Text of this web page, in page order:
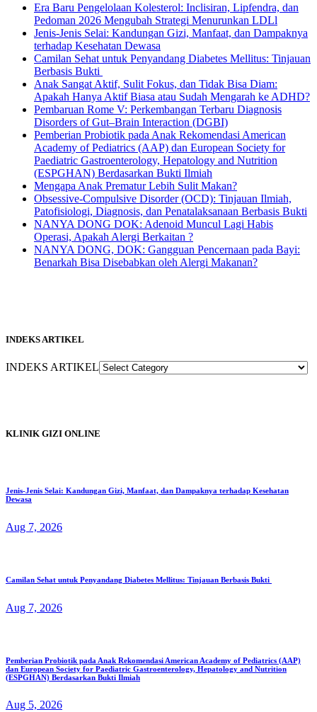
Era Baru Pengelolaan Kolesterol: Inclisiran, Lipfendra, dan
Pedoman 2026 Mengubah Strategi Menurunkan LDLl
Jenis-Jenis Selai: Kandungan Gizi, Manfaat, dan Dampaknya
terhadap Kesehatan Dewasa
Camilan Sehat untuk Penyandang Diabetes Mellitus: Tinjauan
Berbasis Bukti
Anak Sangat Aktif, Sulit Fokus, dan Tidak Bisa Diam:
Apakah Hanya Aktif Biasa atau Sudah Mengarah ke ADHD?
Pembaruan Rome V: Perkembangan Terbaru Diagnosis
Disorders of Gut–Brain Interaction (DGBI)
Pemberian Probiotik pada Anak Rekomendasi American
Academy of Pediatrics (AAP) dan European Society for
Paediatric Gastroenterology, Hepatology and Nutrition
(ESPGHAN) Berdasarkan Bukti Ilmiah
Mengapa Anak Prematur Lebih Sulit Makan?
Obsessive-Compulsive Disorder (OCD): Tinjauan Ilmiah,
Patofisiologi, Diagnosis, dan Penatalaksanaan Berbasis Bukti
NANYA DONG DOK: Adenoid Muncul Lagi Habis
Operasi, Apakah Alergi Berkaitan ?
NANYA DONG, DOK: Gangguan Pencernaan pada Bayi:
Benarkah Bisa Disebabkan oleh Alergi Makanan?
INDEKS ARTIKEL
INDEKS ARTIKEL
KLINIK GIZI ONLINE
Jenis-Jenis Selai: Kandungan Gizi, Manfaat, dan Dampaknya terhadap Kesehatan
Dewasa
Aug 7, 2026
Camilan Sehat untuk Penyandang Diabetes Mellitus: Tinjauan Berbasis Bukti
Aug 7, 2026
Pemberian Probiotik pada Anak Rekomendasi American Academy of Pediatrics (AAP)
dan European Society for Paediatric Gastroenterology, Hepatology and Nutrition
(ESPGHAN) Berdasarkan Bukti Ilmiah
Aug 5, 2026